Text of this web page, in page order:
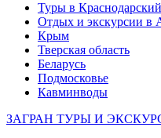
Туры в
Отдых и экскурсии в
Крым
Тверская область
Беларусь
Подмосковье
Кавминводы
ЗАГРАН ТУРЫ И